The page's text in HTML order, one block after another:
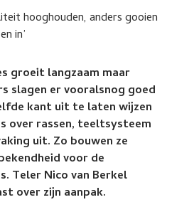
groeit langzaam maar
slagen er vooralsnog goed
kant uit te laten wijzen
over rassen, teeltsysteem
uit. Zo bouwen ze
voor de
Teler Nico van Berkel
over zijn aanpak.